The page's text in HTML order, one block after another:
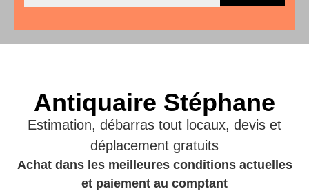
Antiquaire Stéphane
Estimation, débarras tout locaux, devis et
déplacement gratuits
Achat dans les meilleures conditions actuelles
et paiement au comptant